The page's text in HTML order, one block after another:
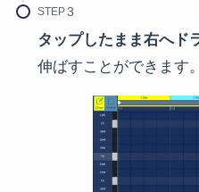
STEP
タップしたまま右へド
伸ばすことができます。